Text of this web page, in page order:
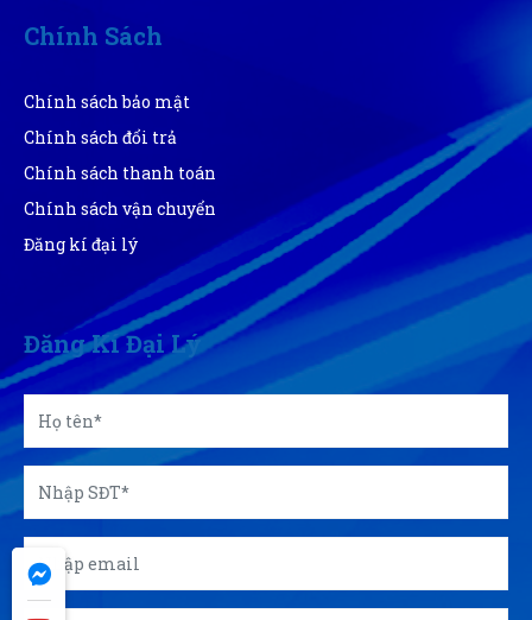
Lan Chi Trần
(Đánh giá 1 năm trước)
Địa điểm dễ tìm xem cái là đến trải nghiệm được luôn
Chính Sách
Chính sách bảo mật
Chính sách đổi trả
Chính sách thanh toán
Chính sách vận chuyển
Đăng kí đại lý
Đăng Kí Đại Lý